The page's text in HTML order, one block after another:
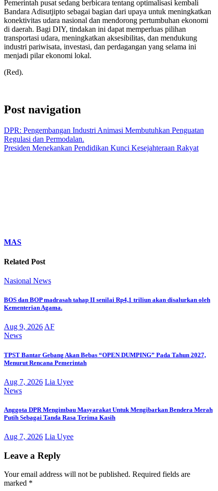
Pemerintah pusat sedang berbicara tentang optimalisasi kembali
Bandara Adisutjipto sebagai bagian dari upaya untuk meningkatkan
konektivitas udara nasional dan mendorong pertumbuhan ekonomi
di daerah. Bagi DIY, tindakan ini dapat memperluas pilihan
transportasi udara, meningkatkan aksesibilitas, dan mendukung
industri pariwisata, investasi, dan perdagangan yang selama ini
menjadi pilar ekonomi lokal.
(Red).
Post navigation
DPR: Pengembangan Industri Animasi Membutuhkan Penguatan
Regulasi dan Permodalan.
Presiden Menekankan Pendidikan Kunci Kesejahteraan Rakyat
MAS
Related Post
Nasional News
BOS dan BOP madrasah tahap II senilai Rp4,1 triliun akan disalurkan oleh
Kementerian Agama.
Aug 9, 2026 AF
News
TPST Bantar Gebang Akan Bebas “OPEN DUMPING” Pada Tahun 2027,
Menurut Rencana Pemerintah
Aug 7, 2026 Lia Uyee
News
Anggota DPR Mengimbau Masyarakat Untuk Mengibarkan Bendera Merah
Putih Sebagai Tanda Rasa Terima Kasih
Aug 7, 2026 Lia Uyee
Leave a Reply
Your email address will not be published. Required fields are
marked *